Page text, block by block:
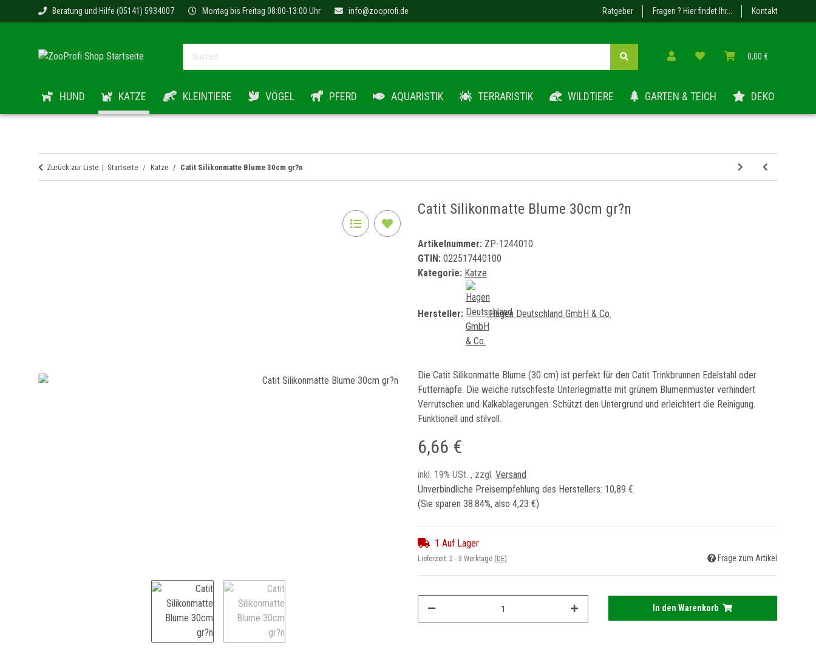
Ratgeber Fragen ? Hier findet Ihr... Kontakt
Beratung und Hilfe (05141) 5934007 Montag bis Freitag 08:00-13:00 Uhr info@zooprofi.de
0,00 €
HUND KATZE KLEINTIERE VÖGEL PFERD AQUARISTIK TERRARISTIK WILDTIERE GARTEN & TEICH DEKO
Zurück zur Liste Startseite Katze Catit Silikonmatte Blume 30cm gr?n
Catit Silikonmatte Blume 30cm gr?n
Artikelnummer: ZP-1244010
GTIN: 022517440100
Kategorie: Katze
Hersteller: Hagen Deutschland GmbH & Co.
Die Catit Silikonmatte Blume (30 cm) ist perfekt für den Catit Trinkbrunnen Edelstahl oder
Futternäpfe. Die weiche rutschfeste Unterlegmatte mit grünem Blumenmuster verhindert
Verrutschen und Kalkablagerungen. Schützt den Untergrund und erleichtert die Reinigung.
Funktionell und stilvoll.
6,66 €
inkl. 19% USt. , zzgl. Versand
Unverbindliche Preisempfehlung des Herstellers: 10,89 €
(Sie sparen 38.84%, also 4,23 €)
1 Auf Lager
Lieferzeit: 2 - 3 Werktage (DE) Frage zum Artikel
In den Warenkorb